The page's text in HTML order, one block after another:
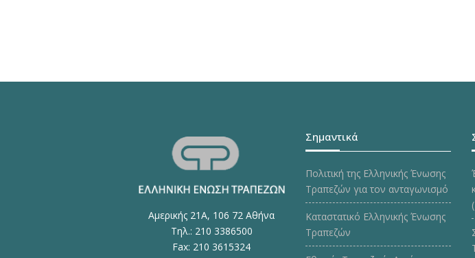
Αμερικής 21Α, 106 72 Αθήνα
Τηλ.: 210 3386500
Fax: 210 3615324
Σημαντικά
Πολιτική της Ελληνικής Ένωσης
Τραπεζών για τον ανταγωνισμό
Καταστατικό Ελληνικής Ένωσης
Τραπεζών